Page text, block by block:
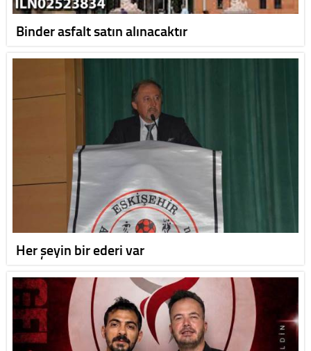
Binder asfalt satın alınacaktır
Her şeyin bir ederi var